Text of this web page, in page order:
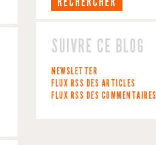
SUIVRE CE BLOG
NEWSLETTER
FLUX RSS DES ARTICLES
FLUX RSS DES COMMENTAIRES